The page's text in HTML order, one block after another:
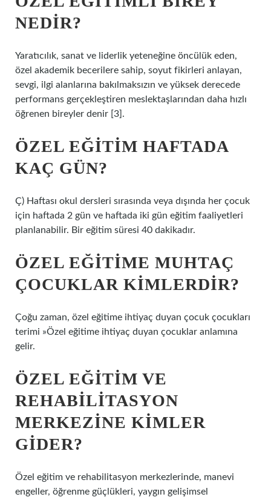
NEDIR?
Yaratıcılık, sanat ve liderlik yeteneğine öncülük eden,
özel akademik becerilere sahip, soyut fikirleri anlayan,
sevgi, ilgi alanlarına bakılmaksızın ve yüksek derecede
performans gerçekleştiren meslektaşlarından daha hızlı
öğrenen bireyler denir [3].
ÖZEL EĞITIM HAFTADA
KAÇ GÜN?
Ç) Haftası okul dersleri sırasında veya dışında her çocuk
için haftada 2 gün ve haftada iki gün eğitim faaliyetleri
planlanabilir. Bir eğitim süresi 40 dakikadır.
ÖZEL EĞITIME MUHTAÇ
ÇOCUKLAR KIMLERDIR?
Çoğu zaman, özel eğitime ihtiyaç duyan çocuk çocukları
terimi »Özel eğitime ihtiyaç duyan çocuklar anlamına
gelir.
ÖZEL EĞITIM VE
REHABILITASYON
MERKEZINE KIMLER
GIDER?
Özel eğitim ve rehabilitasyon merkezlerinde, manevi
engeller, öğrenme güçlükleri, yaygın gelişimsel